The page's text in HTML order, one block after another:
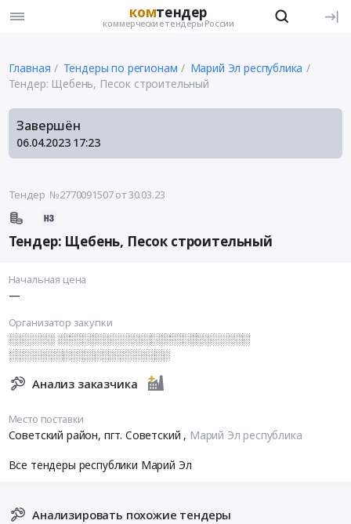
комтендер
коммерческие тендеры России
Главная Тендеры по регионам
Марий Эл республика
Тендер: Щебень, Песок строительный
Завершён
06.04.2023 17:23
Тендер №2770091507от 30.03.23
Тендер: Щебень, Песок строительный
Начальная цена
—
Организатор закупки
░░░░░░ ░░░░░░░░░░░░░░░░░░░░░░░░░
░░░░░░░░░░░░░░░░░░░░░
Анализ заказчика
Место поставки
Советский район, пгт. Советский , Марий Эл республика
Все тендеры республики Марий Эл
Анализировать похожие тендеры